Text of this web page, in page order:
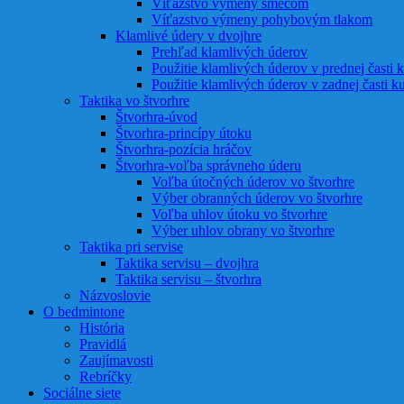
Víťazstvo výmeny smečom
Víťazstvo výmeny pohybovým tlakom
Klamlivé údery v dvojhre
Prehľad klamlivých úderov
Použitie klamlivých úderov v prednej časti
Použitie klamlivých úderov v zadnej časti
Taktika vo štvorhre
Štvorhra-úvod
Štvorhra-princípy útoku
Štvorhra-pozícia hráčov
Štvorhra-voľba správneho úderu
Voľba útočných úderov vo štvorhre
Výber obranných úderov vo štvorhre
Voľba uhlov útoku vo štvorhre
Výber uhlov obrany vo štvorhre
Taktika pri servise
Taktika servisu – dvojhra
Taktika servisu – štvorhra
Názvoslovie
O bedmintone
História
Pravidlá
Zaujímavosti
Rebríčky
Sociálne siete